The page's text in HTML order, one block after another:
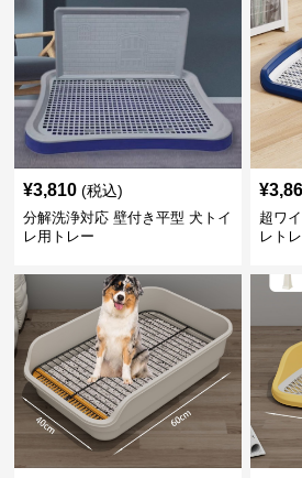
¥3,810 (税込)
分解洗浄対応 壁付き平型 犬トイ
レ用トレー
¥
超ワ
レト